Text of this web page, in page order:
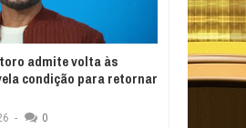
admite volta às
condição para retornar
- 0